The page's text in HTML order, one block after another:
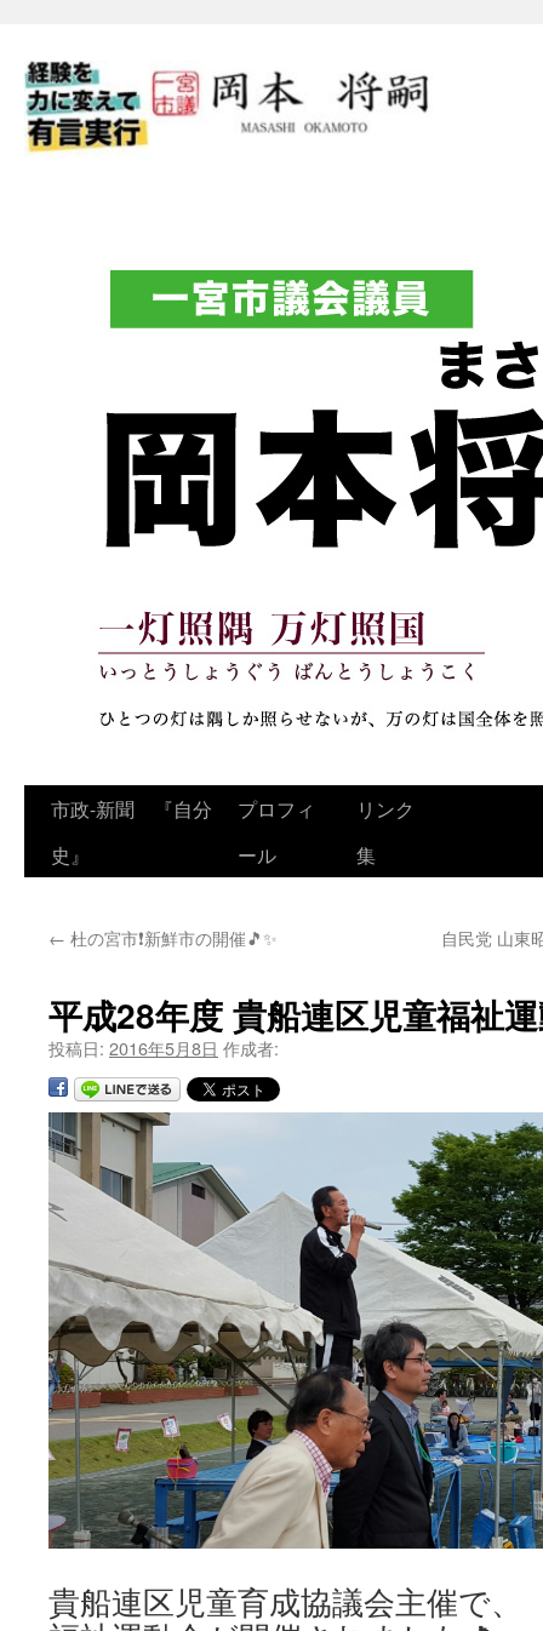
コ
ン
へ
ス
キ
プ
市政‐新聞 『自分
史』
プロフィ
ール
リンク
集
← 杜の宮市❗新鮮市の開催🎵✨ 自民党 山東
平成28年度 貴船連区児童福祉運
投稿日: 2016年5月8日 作成者:
貴船連区児童育成協議会主催で、